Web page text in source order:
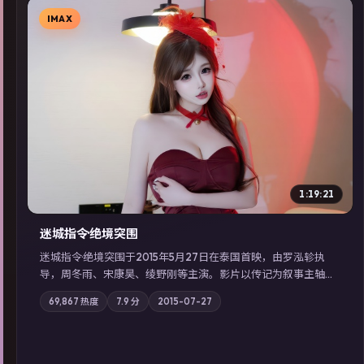
▶
IMAX
1:19:21
迷城指令·绝境突围
迷城指令·绝境突围于2015年5月27日在泰国首映，由罗泓轸执
导，周冬雨、宋康昊、绫野刚等主演。影片以传记为叙事主轴，
记忆碎片重组后，主角发现自己从未活过“真实”的一天；摄影与
配乐强化地域气质；站内亦可通过「国产免费观看高清电视剧在
69,867 热度 7.9 分 2015-07-27